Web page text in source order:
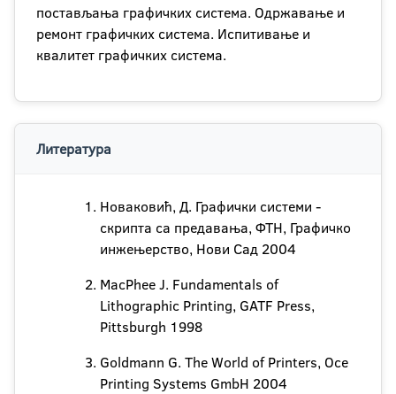
постављања графичких система. Одржавање и
ремонт графичких система. Испитивање и
квалитет графичких система.
Литература
Новаковић, Д. Графички системи -
скрипта са предавања, ФТН, Графичко
инжењерство, Нови Сад 2004
MacPhee J. Fundamentals of
Lithographic Printing, GATF Press,
Pittsburgh 1998
Goldmann G. The World of Printers, Oce
Printing Systems GmbH 2004